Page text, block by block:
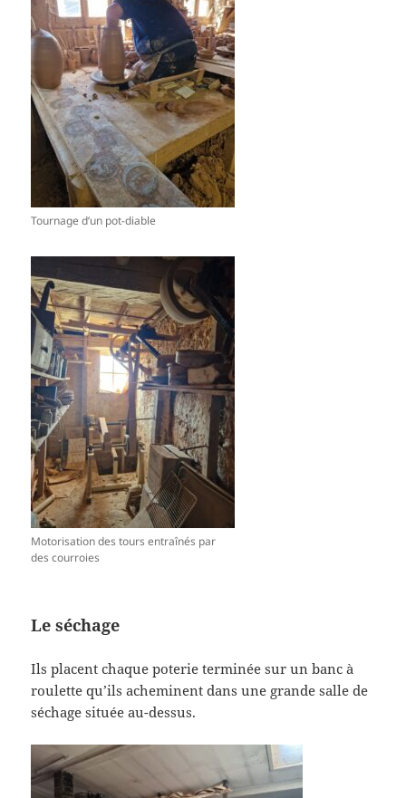
Tournage d’un pot-diable
Motorisation des tours entraînés par
des courroies
Le séchage
Ils placent chaque poterie terminée sur un banc à
roulette qu’ils acheminent dans une grande salle de
séchage située au-dessus.